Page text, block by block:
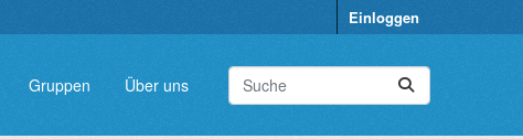
Einloggen
Gruppen Über uns